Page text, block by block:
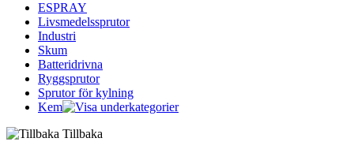
ESPRAY
Livsmedelssprutor
Industri
Skum
Batteridrivna
Ryggsprutor
Sprutor för kylning
Kem
Tillbaka